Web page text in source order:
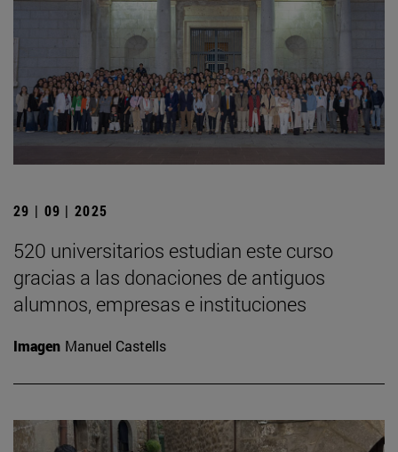
29 | 09 | 2025
520 universitarios estudian este curso
gracias a las donaciones de antiguos
alumnos, empresas e instituciones
Imagen Manuel Castells